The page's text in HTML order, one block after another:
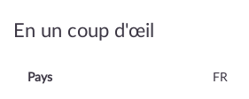
En un coup d'œil
Pays FR